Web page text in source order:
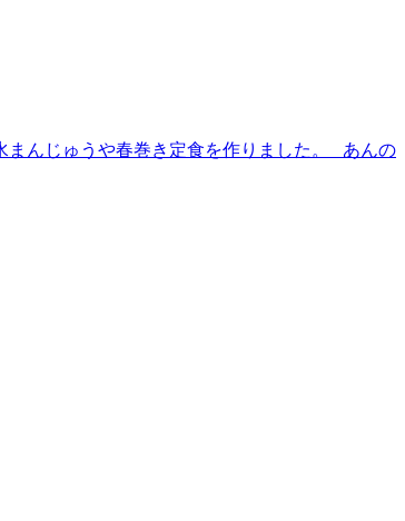
まんじゅうや春巻き定食を作りました。 あんの